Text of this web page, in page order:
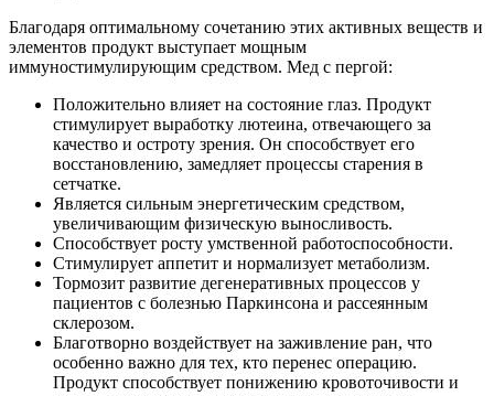
Благодаря оптимальному сочетанию этих активных веществ и
элементов продукт выступает мощным
иммуностимулирующим средством. Мед с пергой:
Положительно влияет на состояние глаз. Продукт
стимулирует выработку лютеина, отвечающего за
качество и остроту зрения. Он способствует его
восстановлению, замедляет процессы старения в
сетчатке.
Является сильным энергетическим средством,
увеличивающим физическую выносливость.
Способствует росту умственной работоспособности.
Стимулирует аппетит и нормализует метаболизм.
Тормозит развитие дегенеративных процессов у
пациентов с болезнью Паркинсона и рассеянным
склерозом.
Благотворно воздействует на заживление ран, что
особенно важно для тех, кто перенес операцию.
Продукт способствует понижению кровоточивости и